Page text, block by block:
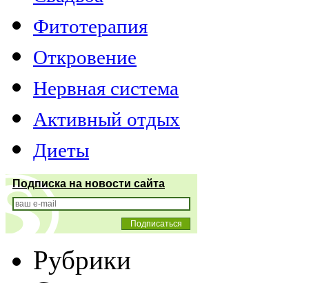
Фитотерапия
Откровение
Нервная система
Активный отдых
Диеты
Подписка на новости сайта
Рубрики